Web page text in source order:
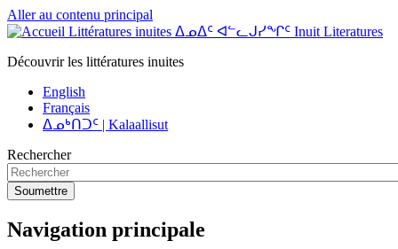
Aller au contenu principal
Littératures inuites ᐃᓄᐃᑦ ᐊᓪᓚᒍᓯᖏᑦ Inuit Literatures
Découvrir les littératures inuites
English
Français
ᐃᓄᒃᑎᑐᑦ | Kalaallisut
Rechercher
Soumettre
Navigation principale